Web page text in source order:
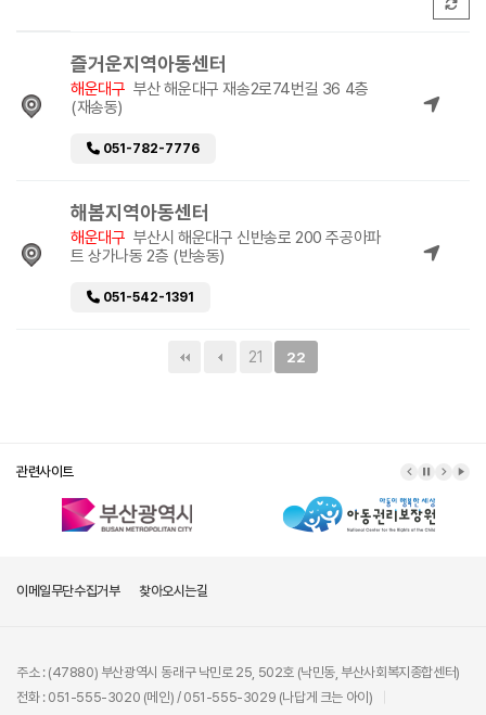
즐거운지역아동센터
해운대구 부산 해운대구 재송2로74번길 36 4층
(재송동)
051-782-7776
해봄지역아동센터
해운대구 부산시 해운대구 신반송로 200 주공아파
트 상가나동 2층 (반송동)
051-542-1391
21 22
관련사이트
이메일무단수집거부 찾아오시는길
주소 : (47880) 부산광역시 동래구 낙민로 25, 502호 (낙민동, 부산사회복지종합센터)
전화 : 051-555-3020 (메인) / 051-555-3029 (나답게 크는 아이)